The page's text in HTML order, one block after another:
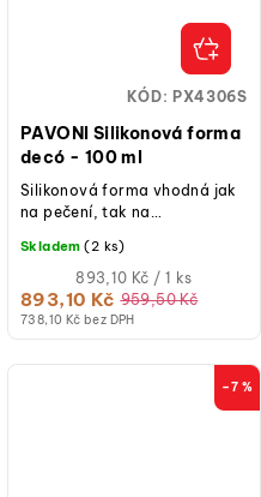
PAVONI Silikonová forma
decó - 100 ml
738,10 Kč bez DPH
893,10 Kč 959,50 Kč
Měrná
cena:
893,10 Kč / 1 ks
Skladem (2 ks)
Silikonová forma vhodná jak
na pečení, tak na
KÓD:PX4306S
–7 %